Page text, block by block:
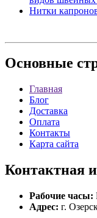
Нитки
Основные
Главная
Блог
Доставка
Оплата
Контакты
Карта сайта
Контактная
Рабочие часы:
Адрес: г.